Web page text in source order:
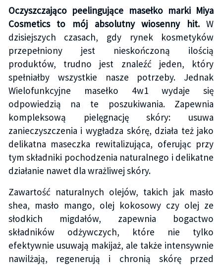
Oczyszczająco peelingujące masełko marki Miya
Cosmetics to mój absolutny wiosenny hit.W
dzisiejszych czasach, gdy rynek kosmetyków
przepełniony jest nieskończoną ilością
produktów, trudno jest znaleźć jeden, który
spełniałby wszystkie nasze potrzeby. Jednak
Wielofunkcyjne masełko 4w1 wydaje się
odpowiedzią na te poszukiwania. Zapewnia
kompleksową pielęgnację skóry: usuwa
zanieczyszczenia i wygładza skórę, działa też jako
delikatna maseczka rewitalizująca, oferując przy
tym składniki pochodzenia naturalnego i delikatne
działanie nawet dla wrażliwej skóry.
Zawartość naturalnych olejów, takich jak masło
shea, masło mango, olej kokosowy czy olej ze
słodkich migdałów, zapewnia bogactwo
składników odżywczych, które nie tylko
efektywnie usuwają makijaż, ale także intensywnie
nawilżają, regenerują i chronią skórę przed